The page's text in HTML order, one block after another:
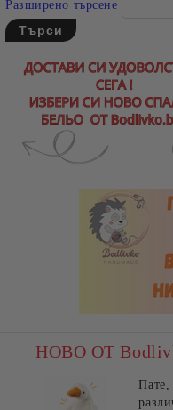
Разширено търсене
НОВО ОТ